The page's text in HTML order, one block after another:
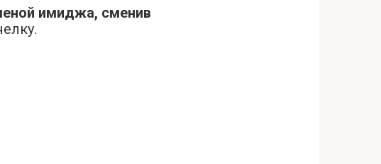
имиджа, сменив